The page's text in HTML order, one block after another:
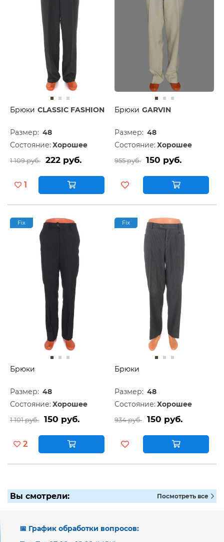
Брюки CLASSIC FASHION
Размер: 48
Состояние: Хорошее
1 109 руб. 222 руб.
1
Брюки GARVIN
Размер: 48
Состояние: Хорошее
955 руб. 150 руб.
Fix
Брюки
Размер: 48
Состояние: Хорошее
1 101 руб. 150 руб.
2
Fix
Брюки
Размер: 48
Состояние: Хорошее
934 руб. 150 руб.
Вы смотрели: Посмотреть все
📅 График обработки вопросов: